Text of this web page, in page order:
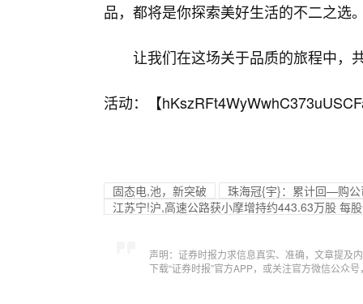
品，都将是你探索美好生活的不二之选
让我们在这场关于品质的旅程中，
活动：【
固态电,池，新突破
珠海冠{宇}：累计回—购
江苏宁!沪,高速公路获小摩增持约443.63万股 每
声明：证券时报力求信息真实、准确，文章提及
下载“证券时报”官方APP，或关注官方微信公众